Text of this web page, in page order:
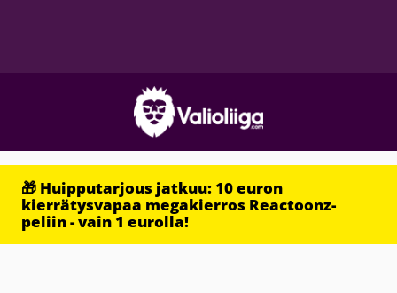
🎁 Huipputarjous jatkuu: 10 euron
kierrätysvapaa megakierros Reactoonz-
peliin - vain 1 eurolla!